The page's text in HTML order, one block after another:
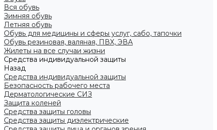
Вся обувь
Зимняя обувь
Летняя обувь
Обувь для медицины и сферы услуг, сабо, тапочки
Обувь резиновая, валяная, ПВХ, ЭВА
Жилеты на все случаи жизни
Средства индивидуальной защиты
Назад
Средства индивидуальной защиты
Безопасность рабочего места
Дерматологические СИЗ
Защита коленей
Средства защиты головы
Средства защиты диэлектрические